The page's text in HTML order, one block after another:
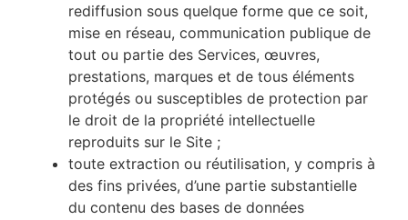
rediffusion sous quelque forme que ce soit,
mise en réseau, communication publique de
tout ou partie des Services, œuvres,
prestations, marques et de tous éléments
protégés ou susceptibles de protection par
le droit de la propriété intellectuelle
reproduits sur le Site ;
toute extraction ou réutilisation, y compris à
des fins privées, d’une partie substantielle
du contenu des bases de données